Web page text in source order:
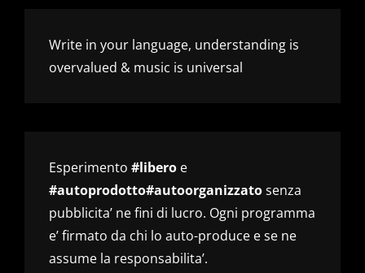
Write in your language, understanding is
overvalued & music is universal
Esperimento #libero e
#autoprodotto#autoorganizzatosenza
pubblicita’ ne fini di lucro. Ogni programma
e’ firmato da chi lo auto-produce e se ne
assume la responsabilita’.